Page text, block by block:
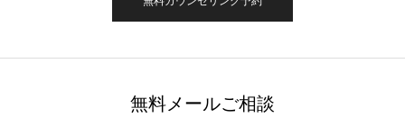
無料メールご相談